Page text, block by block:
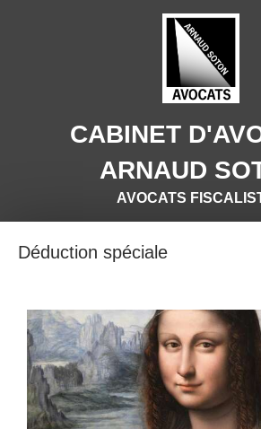
CABINET
ARNAUD
AVOCATS
Déduction spéciale